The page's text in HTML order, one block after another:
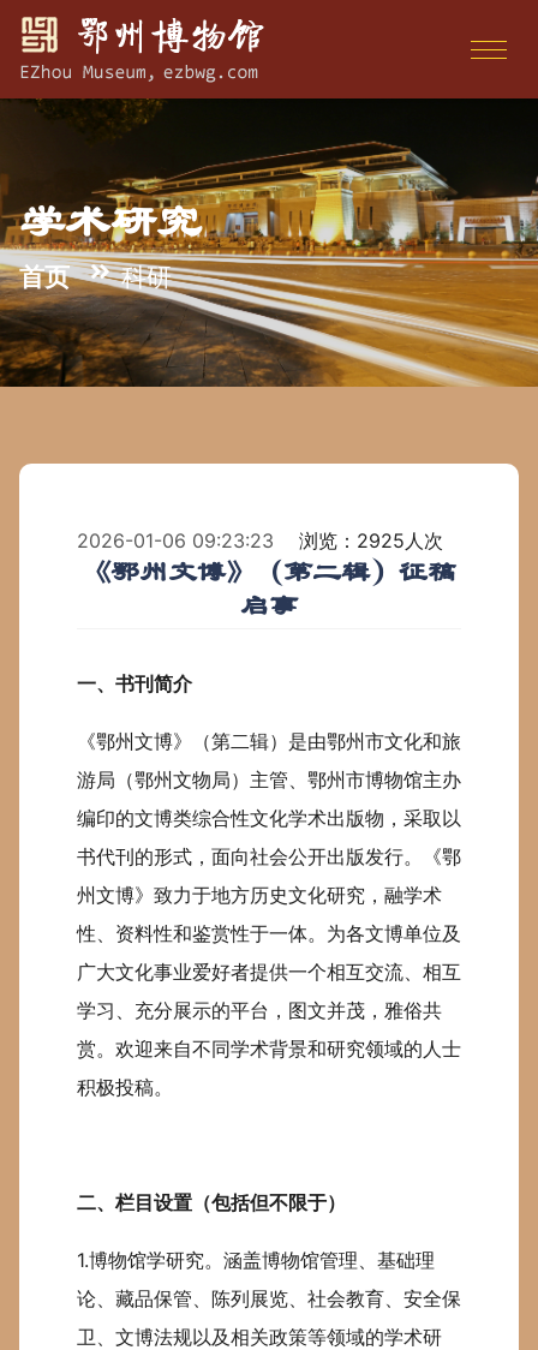
学术研究
首页 科研
2026-01-06 09:23:23 浏览：2925人次
《鄂州文博》（第二辑）征稿
启事
一、书刊简介
《鄂州文博》（第二辑）是由鄂州市文化和旅
游局（鄂州文物局）主管、鄂州市博物馆主办
编印的文博类综合性文化学术出版物，采取以
书代刊的形式，面向社会公开出版发行。《鄂
州文博》致力于地方历史文化研究，融学术
性、资料性和鉴赏性于一体。为各文博单位及
广大文化事业爱好者提供一个相互交流、相互
学习、充分展示的平台，图文并茂，雅俗共
赏。欢迎来自不同学术背景和研究领域的人士
积极投稿。
二、栏目设置（包括但不限于）
1.博物馆学研究。涵盖博物馆管理、基础理
论、藏品保管、陈列展览、社会教育、安全保
卫、文博法规以及相关政策等领域的学术研